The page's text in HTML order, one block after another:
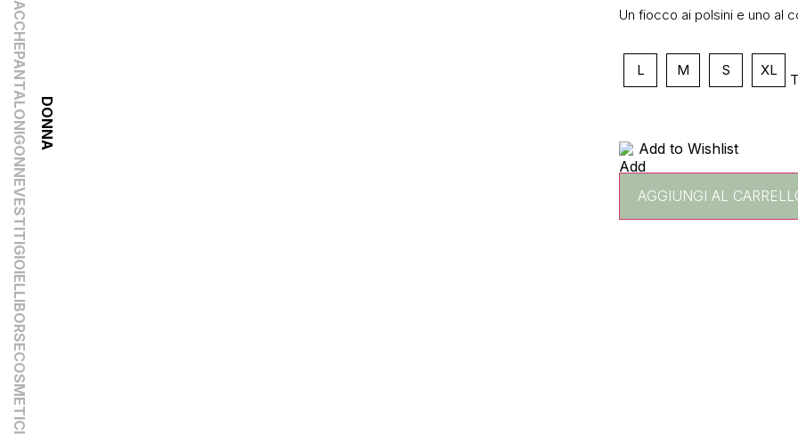
DONNA
GIACCHE
PANTALONI
GONNE
VESTITI
GIOIELLI
BORSE
COSMETICI
Un fiocco ai polsini e uno al
L M S XL
Add to Wishlist
AGGIUNGI AL